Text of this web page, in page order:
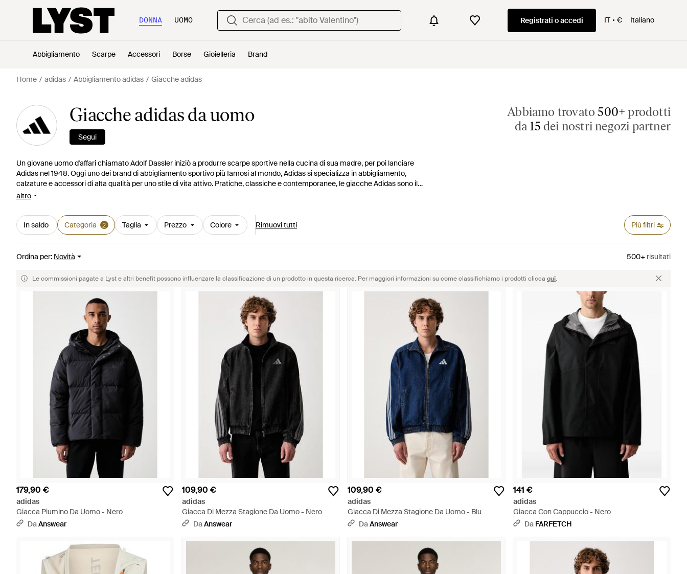
DONNA UOMO Registrati o accedi IT € Italiano
Abbigliamento Scarpe Accessori Borse Gioielleria Brand
Home adidas Abbigliamento adidas Giacche adidas
Giacche adidas da uomo
Segui
Un giovane uomo d'affari chiamato Adolf Dassler iniziò a produrre scarpe sportive nella cucina di sua madre, per poi lanciare
Adidas nel 1948. Oggi uno dei brand di abbigliamento sportivo più famosi al mondo, Adidas si specializza in abbigliamento,
calzature e accessori di alta qualità per uno stile di vita attivo. Pratiche, classiche e contemporanee, le giacche Adidas sono il
capo perfetto per la tua collezione. Avrai solo l'imbarazzo della scelta, fra caldi piumini in piuma d'oca, parka bicolore e giacche a
altro
Abbiamo trovato500+ prodotti
da 15 dei nostri negozi partner
In saldo Categoria 2 Taglia Prezzo Colore Rimuovi tutti Più filtri
Ordina per: Novità 500+ risultati
Le commissioni pagate a Lyst e altri benefit possono influenzare la classificazione di un prodotto in questa ricerca. Per maggiori informazioni su come classifichiamo i prodotti clicca qui.
179,90 €
adidas
Giacca Piumino Da Uomo - Nero
DaAnswear
109,90 €
adidas
Giacca Di Mezza Stagione Da Uomo - Nero
DaAnswear
109,90 €
adidas
Giacca Di Mezza Stagione Da Uomo - Blu
DaAnswear
141 €
adidas
Giacca Con Cappuccio - Nero
Da FARFETCH